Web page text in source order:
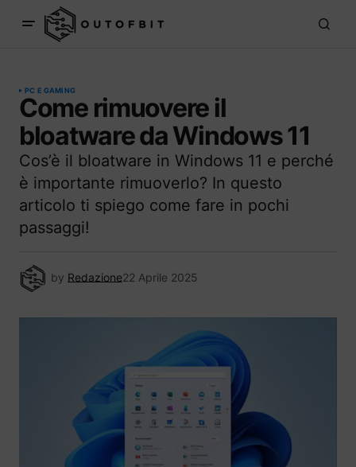
PC E GAMING
Come rimuovere il
bloatware da Windows 11
Cos’è il bloatware in Windows 11 e perché
è importante rimuoverlo? In questo
articolo ti spiego come fare in pochi
passaggi!
by Redazione22 Aprile 2025